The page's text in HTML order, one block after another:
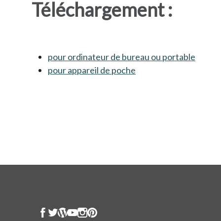
Téléchargement :
pour ordinateur de bureau ou portable
pour appareil de poche